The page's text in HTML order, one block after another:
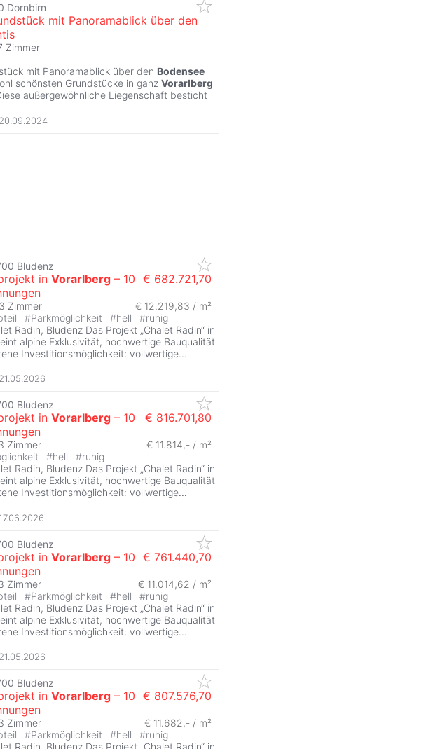
Dornbirn
mit Panoramablick über den
Zimmer
mit Panoramablick über den Bodensee
schönsten Grundstücke in ganz Vorarlberg
außergewöhnliche Liegenschaft besticht
20.09.2024
Bludenz
in Vorarlberg – 10 € 682.721,70
3 Zimmer
€ 12.219,83 / m²
#Parkmöglichkeit #hell #ruhig
Radin, Bludenz Das Projekt „Chalet Radin“ in
alpine Exklusivität, hochwertige Bauqualität
Investitionsmöglichkeit: vollwertige...
21.05.2026
Bludenz
in Vorarlberg – 10
€ 816.701,80
Zimmer
€ 11.814,- / m²
#hell #ruhig
Radin, Bludenz Das Projekt „Chalet Radin“ in
alpine Exklusivität, hochwertige Bauqualität
Investitionsmöglichkeit: vollwertige...
17.06.2026
Bludenz
in Vorarlberg – 10 € 761.440,70
Zimmer
€ 11.014,62 / m²
#Parkmöglichkeit #hell #ruhig
Radin, Bludenz Das Projekt „Chalet Radin“ in
alpine Exklusivität, hochwertige Bauqualität
Investitionsmöglichkeit: vollwertige...
21.05.2026
Bludenz
in Vorarlberg – 10 € 807.576,70
Zimmer
€ 11.682,- / m²
#Parkmöglichkeit #hell #ruhig